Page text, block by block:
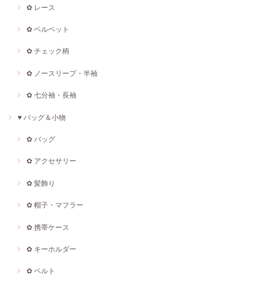
✿ レース
✿ ベルベット
✿ チェック柄
✿ ノースリープ・半袖
✿ 七分袖・長袖
♥ バッグ＆小物
✿ バッグ
✿ アクセサリー
✿ 髪飾り
✿ 帽子・マフラー
✿ 携帯ケース
✿ キーホルダー
✿ ベルト